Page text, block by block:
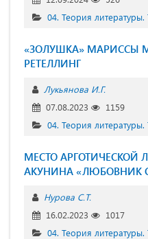
04. Теория литературы.
«ЗОЛУШКА» МАРИССЫ
РЕТЕЛЛИНГ
Лукьянова И.Г.
07.08.2023
1159
04. Теория литературы.
МЕСТО АРГОТИЧЕСКОЙ
АКУНИНА «ЛЮБОВНИК
Нурова С.Т.
16.02.2023
1017
04. Теория литературы.